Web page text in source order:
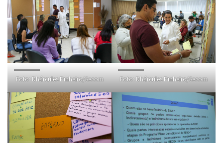
Foto: Dhárcules Pinheiro/Secom Foto: Dhárcules Pinheiro/Secom